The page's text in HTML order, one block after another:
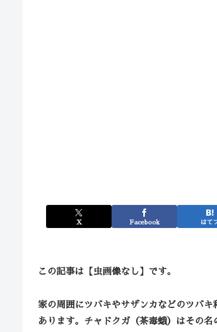
X Facebook はて
この記事は【虫画像なし】です。
家の周囲にツバキやサザンカなどのツバ
あります。チャドクガ（茶毒蛾）はその